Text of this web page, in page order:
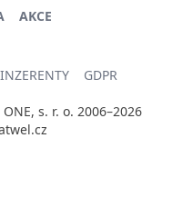
AKCE
GDPR
s. r. o. 2006–2026